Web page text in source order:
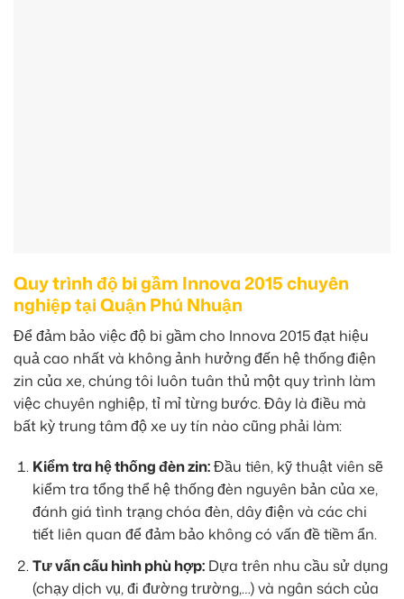
Quy trình độ bi gầm Innova 2015 chuyên
nghiệp tại Quận Phú Nhuận
Để đảm bảo việc độ bi gầm cho Innova 2015 đạt hiệu
quả cao nhất và không ảnh hưởng đến hệ thống điện
zin của xe, chúng tôi luôn tuân thủ một quy trình làm
việc chuyên nghiệp, tỉ mỉ từng bước. Đây là điều mà
bất kỳ trung tâm độ xe uy tín nào cũng phải làm:
Kiểm tra hệ thống đèn zin:Đầu tiên, kỹ thuật viên sẽ
kiểm tra tổng thể hệ thống đèn nguyên bản của xe,
đánh giá tình trạng chóa đèn, dây điện và các chi
tiết liên quan để đảm bảo không có vấn đề tiềm ẩn.
Tư vấn cấu hình phù hợp:Dựa trên nhu cầu sử dụng
(chạy dịch vụ, đi đường trường,…) và ngân sách của